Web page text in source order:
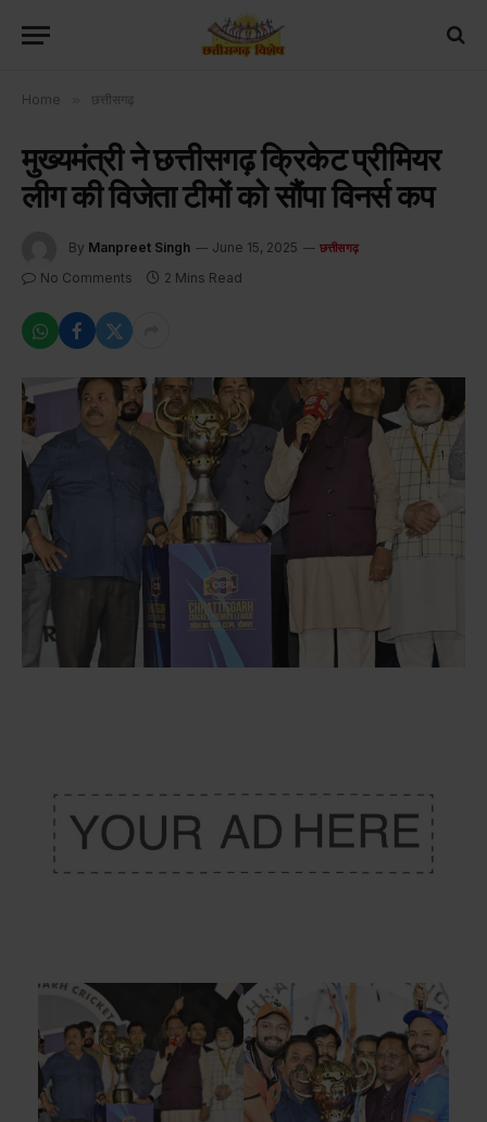
Home छत्तीसगढ़
मुख्यमंत्री ने छत्तीसगढ़ क्रिकेट प्रीमियर
लीग की विजेता टीमों को सौंपा विनर्स कप
By Manpreet Singh June 15, 2025 छत्तीसगढ़
No Comments 2 Mins Read